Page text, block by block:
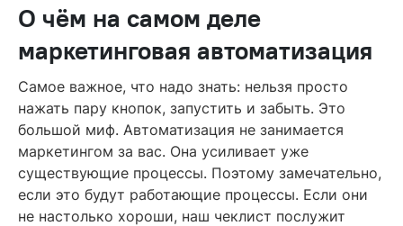
О чём на самом деле
маркетинговая автоматизация
Самое важное, что надо знать: нельзя просто
нажать пару кнопок, запустить и забыть. Это
большой миф. Автоматизация не занимается
маркетингом за вас. Она усиливает уже
существующие процессы. Поэтому замечательно,
если это будут работающие процессы. Если они
не настолько хороши, наш чеклист послужит